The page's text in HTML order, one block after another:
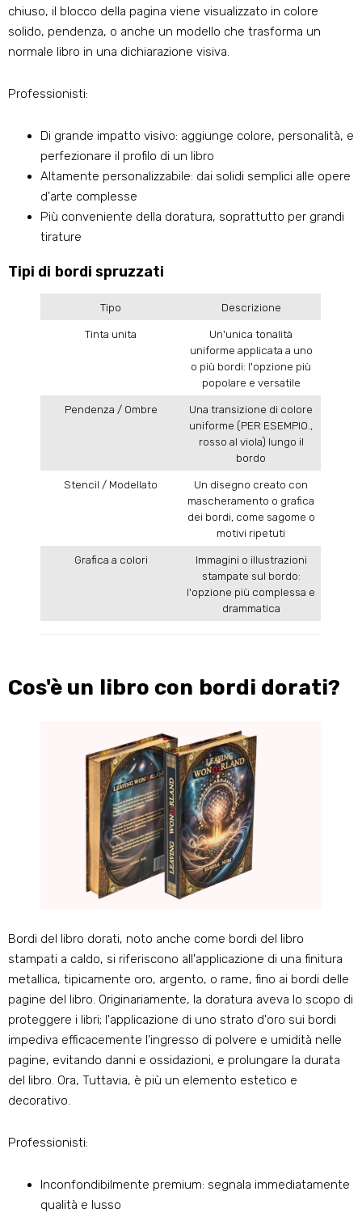
chiuso, il blocco della pagina viene visualizzato in colore
solido, pendenza, o anche un modello che trasforma un
normale libro in una dichiarazione visiva.
Professionisti:
Di grande impatto visivo: aggiunge colore, personalità, e
perfezionare il profilo di un libro
Altamente personalizzabile: dai solidi semplici alle opere
d'arte complesse
Più conveniente della doratura, soprattutto per grandi
tirature
Tipi di bordi spruzzati
Tipo Descrizione
Tinta unita
Un'unica tonalità
uniforme applicata a uno
o più bordi: l'opzione più
popolare e versatile
Pendenza / Ombre
Una transizione di colore
uniforme (PER ESEMPIO.,
rosso al viola) lungo il
bordo
Stencil / Modellato
Un disegno creato con
mascheramento o grafica
dei bordi, come sagome o
motivi ripetuti
Grafica a colori
Immagini o illustrazioni
stampate sul bordo:
l'opzione più complessa e
drammatica
Cos'è un libro con bordi dorati?
Bordi del libro dorati, noto anche come bordi del libro
stampati a caldo, si riferiscono all'applicazione di una finitura
metallica, tipicamente oro, argento, o rame, fino ai bordi delle
pagine del libro. Originariamente, la doratura aveva lo scopo di
proteggere i libri; l'applicazione di uno strato d'oro sui bordi
impediva efficacemente l'ingresso di polvere e umidità nelle
pagine, evitando danni e ossidazioni, e prolungare la durata
del libro. Ora, Tuttavia, è più un elemento estetico e
decorativo.
Professionisti:
Inconfondibilmente premium: segnala immediatamente
qualità e lusso